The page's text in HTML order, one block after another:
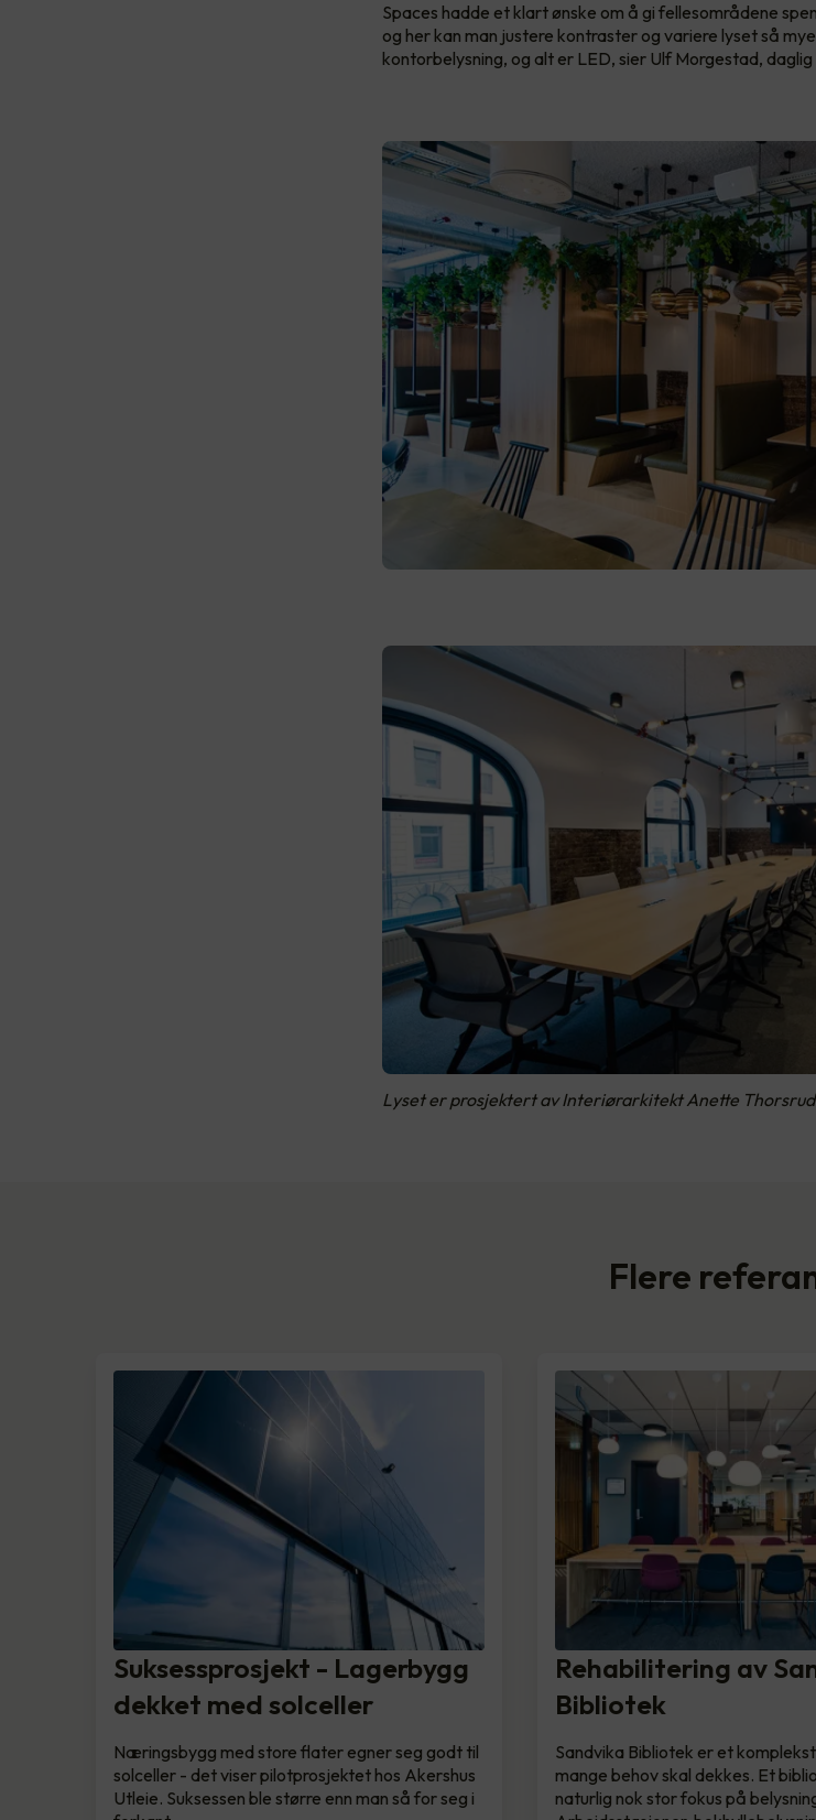
Spaces hadde et klart ønske om å gi fellesområdene
og her kan man justere kontraster og variere lyset så
kontorbelysning, og alt er LED, sier Ulf Morgestad,
Lyset er prosjektert av Interiørarkitekt Anette
Flere
Suksessprosjekt - Lagerbygg
dekket med solceller
Næringsbygg med store flater egner seg godt til
solceller - det viser pilotprosjektet hos Akershus
Utleie. Suksessen ble større enn man så for seg i
Rehabilitering av
Bibliotek
Sandvika Bibliotek er et
mange behov skal dekkes. Et bibliotek har
naturlig nok stor fokus på